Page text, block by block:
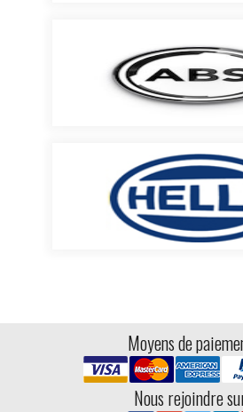
Moyens de
Nous rejoindre